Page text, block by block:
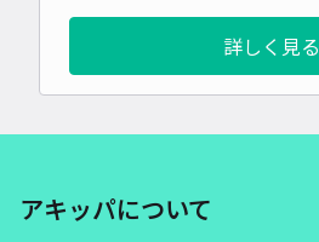
詳しく見る
アキッパについて